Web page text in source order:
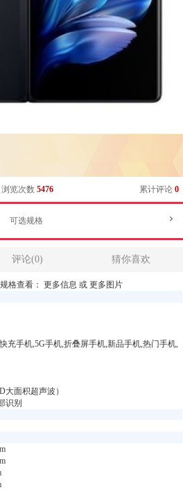
浏览次数 5476 累计评论 0
可选规格
评论(0) 猜你喜欢
格查看： 更多信息 或 更多图片
充手机,5G手机,折叠屏手机,新品手机,热门手机,
大面积超声波）
识别